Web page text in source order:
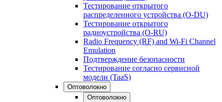
Тестирование открытого
распределенного устройства (O-DU)
Тестирование открытого
радиоустройства (O-RU)
Radio Frequency (RF) and Wi-Fi Channel
Emulation
Подтверждение безопасности
Тестирование согласно сервисной
модели (TaaS)
Оптоволокно
Оптоволокно